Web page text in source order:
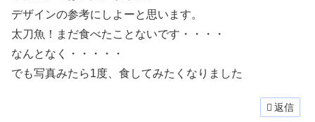
デザインの参考にしよーと思います。
太刀魚！まだ食べたことないです・・・・
なんとなく・・・・・
でも写真みたら1度、食してみたくなりました
返信